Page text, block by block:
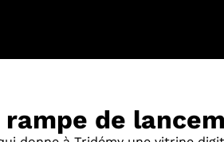
rampe de